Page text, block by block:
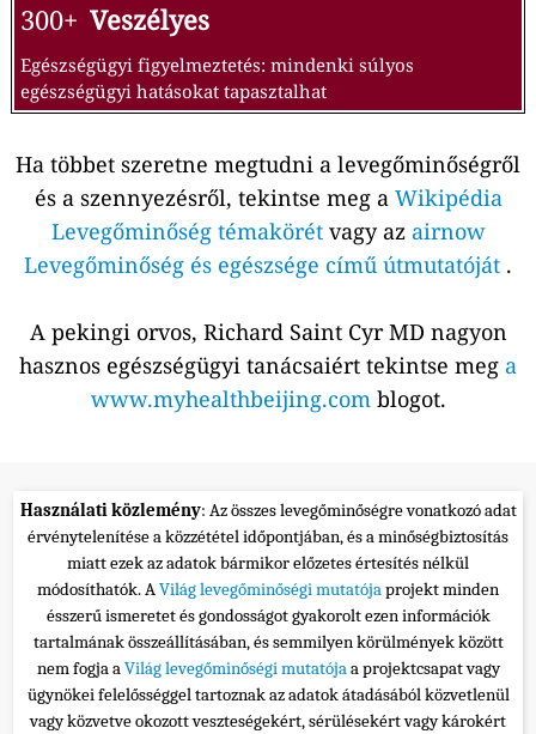
300+ Veszélyes
Egészségügyi figyelmeztetés: mindenki súlyos
egészségügyi hatásokat tapasztalhat
Ha többet szeretne megtudni a levegőminőségről
és a szennyezésről, tekintse meg a Wikipédia
Levegőminőség témakörétvagy az airnow
Levegőminőség és egészsége című útmutatóját .
A pekingi orvos, Richard Saint Cyr MD nagyon
hasznos egészségügyi tanácsaiért tekintse meg a
www.myhealthbeijing.comblogot.
Használati közlemény: Az összes levegőminőségre vonatkozó adat
érvénytelenítése a közzététel időpontjában, és a minőségbiztosítás
miatt ezek az adatok bármikor előzetes értesítés nélkül
módosíthatók. AVilág levegőminőségi mutatójaprojekt minden
ésszerű ismeretet és gondosságot gyakorolt ezen információk
tartalmának összeállításában, és semmilyen körülmények között
nem fogja aVilág levegőminőségi mutatójaa projektcsapat vagy
ügynökei felelősséggel tartoznak az adatok átadásából közvetlenül
vagy közvetve okozott veszteségekért, sérülésekért vagy károkért